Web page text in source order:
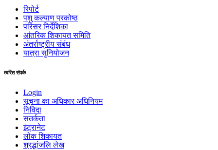
रिपोर्ट
पशु कल्याण प्रकोष्ठ
परिसर निर्देशिका
आंतरिक शिकायत समिति
अंतर्राष्‍ट्रीय संबंध
यात्रा सुनियोजन
त्वरित संपर्क
Login
सूचना का अधिकार अधिनियम
निविदा
सतर्कता
इंट्रानेट
लोक शिकायत
श्रद्धांजलि लेख